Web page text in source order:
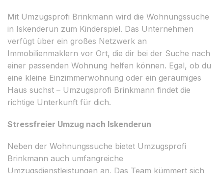
Mit Umzugsprofi Brinkmann wird die Wohnungssuche
in Iskenderun zum Kinderspiel. Das Unternehmen
verfügt über ein großes Netzwerk an
Immobilienmaklern vor Ort, die dir bei der Suche nach
einer passenden Wohnung helfen können. Egal, ob du
eine kleine Einzimmerwohnung oder ein geräumiges
Haus suchst – Umzugsprofi Brinkmann findet die
richtige Unterkunft für dich.
Stressfreier Umzug nach Iskenderun
Neben der Wohnungssuche bietet Umzugsprofi
Brinkmann auch umfangreiche
Umzugsdienstleistungen an. Das Team kümmert sich